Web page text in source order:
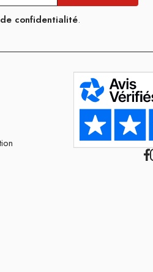
confidentialité.